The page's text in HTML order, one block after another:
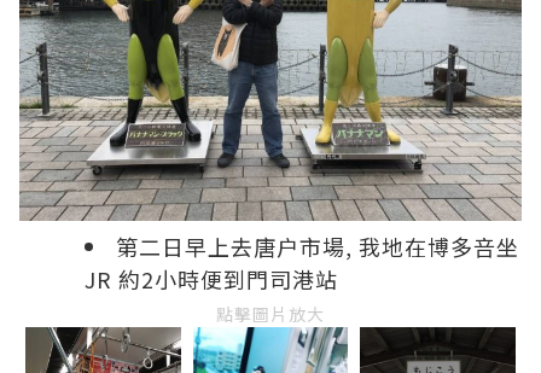
第二日早上去唐户市場, 我地在博多咅坐
JR 約2小時便到門司港站
點擊圖片放大